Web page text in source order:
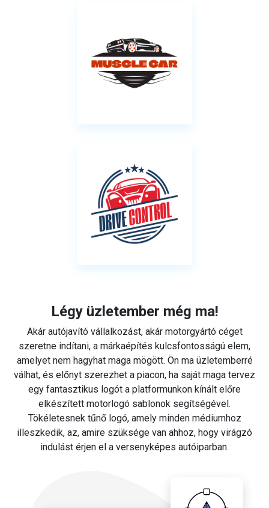
Légy üzletember még ma!
Akár autójavító vállalkozást, akár motorgyártó céget
szeretne indítani, a márkaépítés kulcsfontosságú elem,
amelyet nem hagyhat maga mögött. Ön ma üzletemberré
válhat, és előnyt szerezhet a piacon, ha saját maga tervez
egy fantasztikus logót a platformunkon kínált előre
elkészített motorlogó sablonok segítségével.
Tökéletesnek tűnő logó, amely minden médiumhoz
illeszkedik, az, amire szüksége van ahhoz, hogy virágzó
indulást érjen el a versenyképes autóiparban.